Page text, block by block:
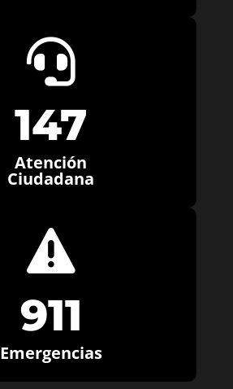

147
Atención
Ciudadana

911
Emergencias